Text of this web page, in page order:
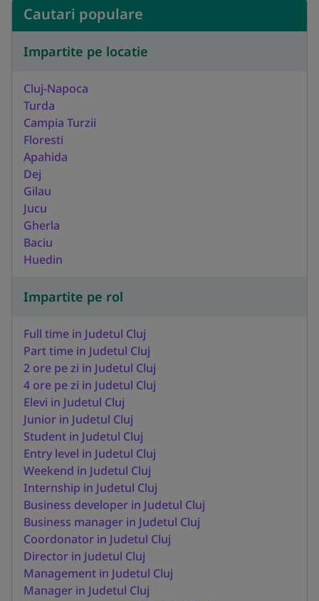
Cautari populare
Impartite pe locatie
Cluj-Napoca
Turda
Campia Turzii
Floresti
Apahida
Dej
Gilau
Jucu
Gherla
Baciu
Huedin
Impartite pe rol
Full time in Judetul Cluj
Part time in Judetul Cluj
2 ore pe zi in Judetul Cluj
4 ore pe zi in Judetul Cluj
Elevi in Judetul Cluj
Junior in Judetul Cluj
Student in Judetul Cluj
Entry level in Judetul Cluj
Weekend in Judetul Cluj
Internship in Judetul Cluj
Business developer in Judetul Cluj
Business manager in Judetul Cluj
Coordonator in Judetul Cluj
Director in Judetul Cluj
Management in Judetul Cluj
Manager in Judetul Cluj